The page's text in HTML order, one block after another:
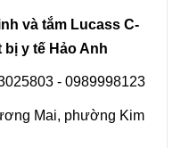
và tắm Lucass C-
y tế Hảo Anh
- 0989998123
Mai, phường Kim